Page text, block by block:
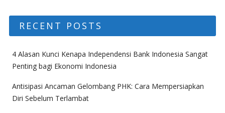
RECENT POSTS
4 Alasan Kunci Kenapa Independensi Bank Indonesia Sangat
Penting bagi Ekonomi Indonesia
Antisipasi Ancaman Gelombang PHK: Cara Mempersiapkan
Diri Sebelum Terlambat